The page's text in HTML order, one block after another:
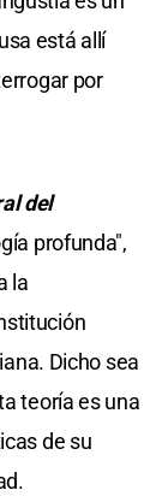
está allí
por
del
profunda",
la
Dicho sea
teoría es una
de su